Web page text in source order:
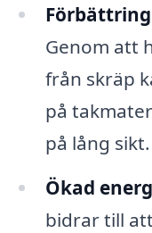
Genom att
från skräp
på
på lång sikt.
Ökad
bidrar till